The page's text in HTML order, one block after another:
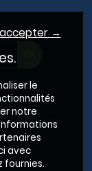
→
le
notre
avec
fournies.